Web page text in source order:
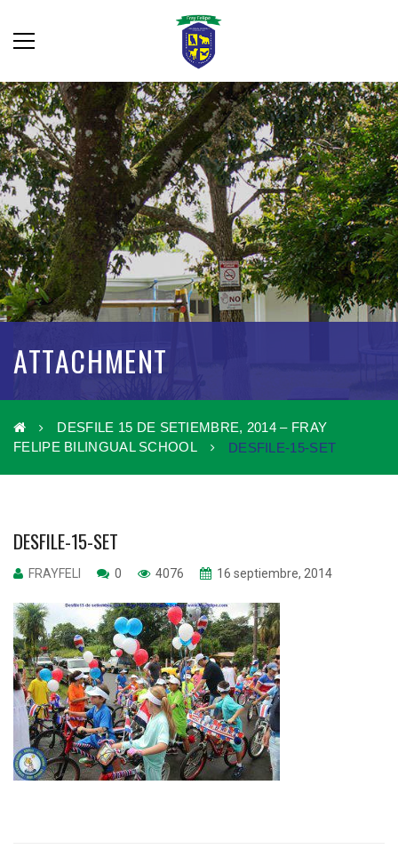
ATTACHMENT
DESFILE 15 DE SETIEMBRE, 2014 – FRAY
FELIPE BILINGUAL SCHOOL
DESFILE-15-SET
DESFILE-15-SET
FRAYFELI 0 4076 16 septiembre, 2014